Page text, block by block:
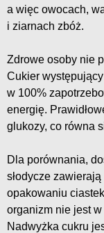
a więc owocach,
i ziarnach zbóż.
Zdrowe osoby nie
Cukier
w 100%
energię.
glukozy, co równa
Dla porównania,
słodycze
opakowaniu
organizm nie jest
Nadwyżka cukru